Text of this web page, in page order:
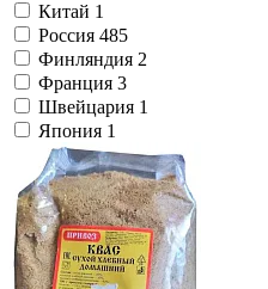
Китай 1
Россия 485
Финляндия 2
Франция 3
Швейцария 1
Япония 1